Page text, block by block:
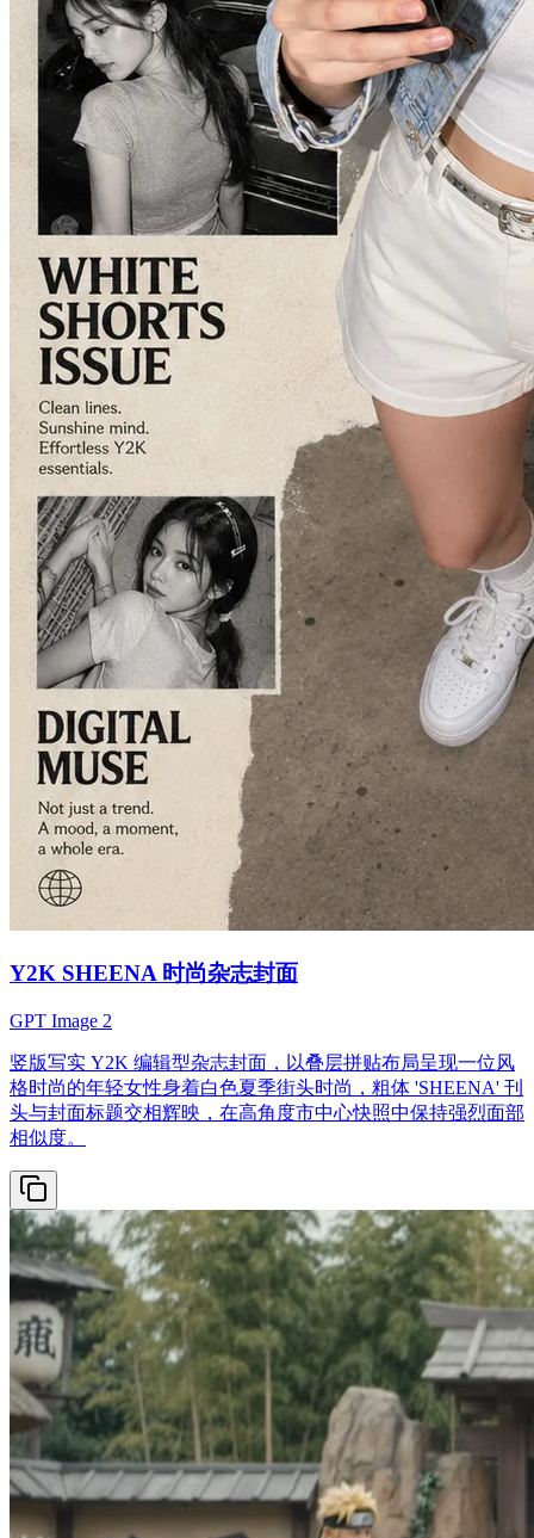
Y2K SHEENA 时尚杂志封面
GPT Image 2
竖版写实 Y2K 编辑型杂志封面，以叠层拼贴布局呈现一位风
格时尚的年轻女性身着白色夏季街头时尚，粗体 'SHEENA' 刊
头与封面标题交相辉映，在高角度市中心快照中保持强烈面部
相似度。